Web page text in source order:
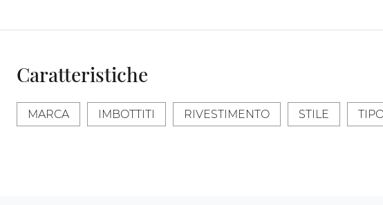
Caratteristiche
MARCA IMBOTTITI RIVESTIMENTO STILE